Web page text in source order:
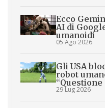
Ecco
AI di
umanoidi
05 Ago 2026
Gli USA
robot
29 Lug 2026